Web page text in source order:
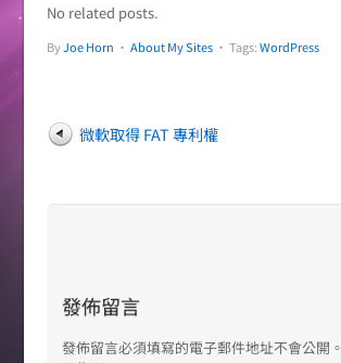
No related posts.
ByJoe Horn • About My Sites • Tags:WordPress
微軟取得 FAT 專利權
發佈留言
發佈留言必須填寫的電子郵件地址不會公開。